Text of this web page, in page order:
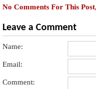
No Comments For This
Leave a Comment
Name:
Email:
Comment: